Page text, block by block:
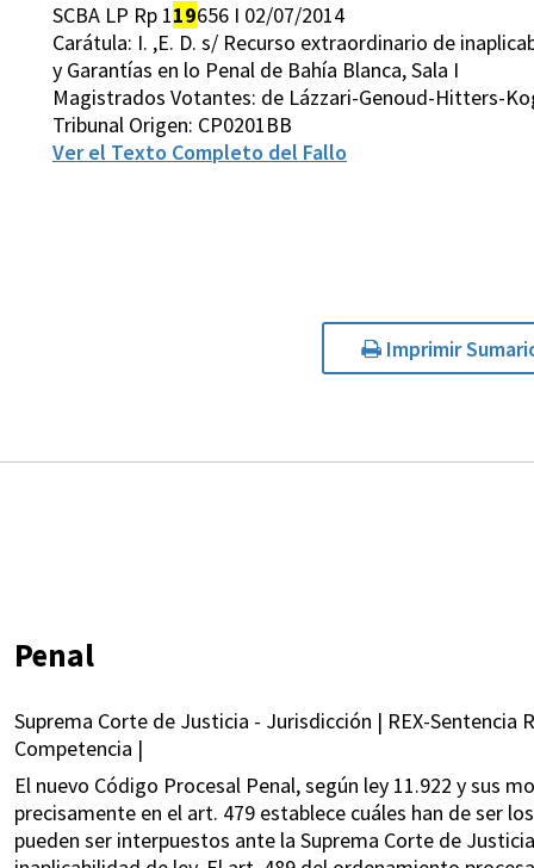
SCBA LP Rp 119656 I 02/07/2014
Carátula: I. ,E. D. s/ Recurso extraordinario de
y Garantías en lo Penal de Bahía Blanca, Sala I
Magistrados Votantes: de Lázzari-Genoud-Hitters-
Tribunal Origen: CP0201BB
Ver el Texto Completo del Fallo
Imprimir
Penal
Suprema Corte de Justicia - Jurisdicción | REX-Sentencia
Competencia |
El nuevo Código Procesal Penal, según ley 11.922 y sus
precisamente en el art. 479 establece cuáles han de ser
pueden ser interpuestos ante la Suprema Corte de